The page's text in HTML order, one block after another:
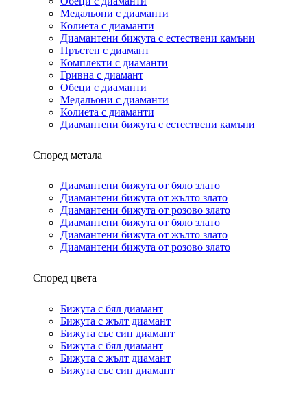
Медальони с диаманти
Колиета с диаманти
Диамантени бижута с естествени камъни
Пръстен с диамант
Комплекти с диаманти
Гривнa с диамант
Обеци с диаманти
Медальони с диаманти
Колиета с диаманти
Диамантени бижута с естествени камъни
Според метала
Диамантени бижута от бяло злато
Диамантени бижута от жълто злато
Диамантени бижута от розово злато
Диамантени бижута от бяло злато
Диамантени бижута от жълто злато
Диамантени бижута от розово злато
Според цвета
Бижута с бял диамант
Бижута с жълт диамант
Бижута със син диамант
Бижута с бял диамант
Бижута с жълт диамант
Бижута със син диамант